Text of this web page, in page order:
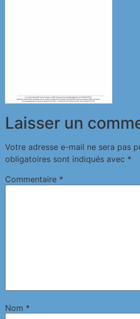
Laisser un
Votre adresse e-mail ne sera pas
obligatoires sont indiqués avec *
Commentaire *
Nom *